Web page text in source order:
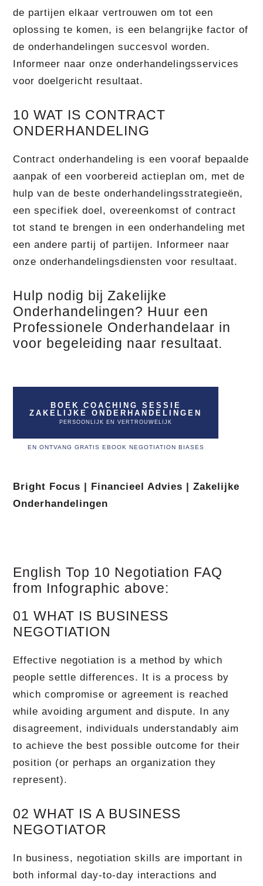
de partijen elkaar vertrouwen om tot een
oplossing te komen, is een belangrijke factor of
de onderhandelingen succesvol worden.
Informeer naar onze onderhandelingsservices
voor doelgericht resultaat.
10 WAT IS CONTRACT
ONDERHANDELING
Contract onderhandeling is een vooraf bepaalde
aanpak of een voorbereid actieplan om, met de
hulp van de beste onderhandelingsstrategieën,
een specifiek doel, overeenkomst of contract
tot stand te brengen in een onderhandeling met
een andere partij of partijen. Informeer naar
onze onderhandelingsdiensten voor resultaat.
Hulp nodig bij Zakelijke
Onderhandelingen? Huur een
Professionele Onderhandelaar in
voor begeleiding naar resultaat.
BOEK COACHING SESSIE
ZAKELIJKE ONDERHANDELINGEN
PERSOONLIJK EN VERTROUWELIJK
EN ONTVANG GRATIS EBOOK NEGOTIATION BIASES
Bright Focus | Financieel Advies | Zakelijke
Onderhandelingen
English Top 10 Negotiation FAQ
from Infographic above:
01 WHAT IS BUSINESS
NEGOTIATION
Effective negotiation is a method by which
people settle differences. It is a process by
which compromise or agreement is reached
while avoiding argument and dispute. In any
disagreement, individuals understandably aim
to achieve the best possible outcome for their
position (or perhaps an organization they
represent).
02 WHAT IS A BUSINESS
NEGOTIATOR
In business, negotiation skills are important in
both informal day-to-day interactions and